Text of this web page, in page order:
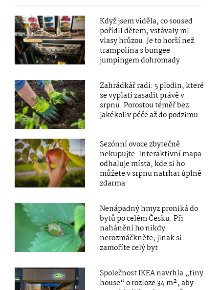
Když jsem viděla, co soused
pořídil dětem, vstávaly mi
vlasy hrůzou. Je to horší než
trampolína s bungee
jumpingem dohromady
Zahrádkář radí: 5 plodin, které
se vyplatí zasadit právě v
srpnu. Porostou téměř bez
jakékoliv péče až do podzimu
Sezónní ovoce zbytečně
nekupujte. Interaktivní mapa
odhaluje místa, kde si ho
můžete v srpnu natrhat úplně
zdarma
Nenápadný hmyz proniká do
bytů po celém Česku. Při
nahánění ho nikdy
nerozmáčkněte, jinak si
zamoříte celý byt
Společnost IKEA navrhla „tiny
house“ o rozloze 34 m², aby